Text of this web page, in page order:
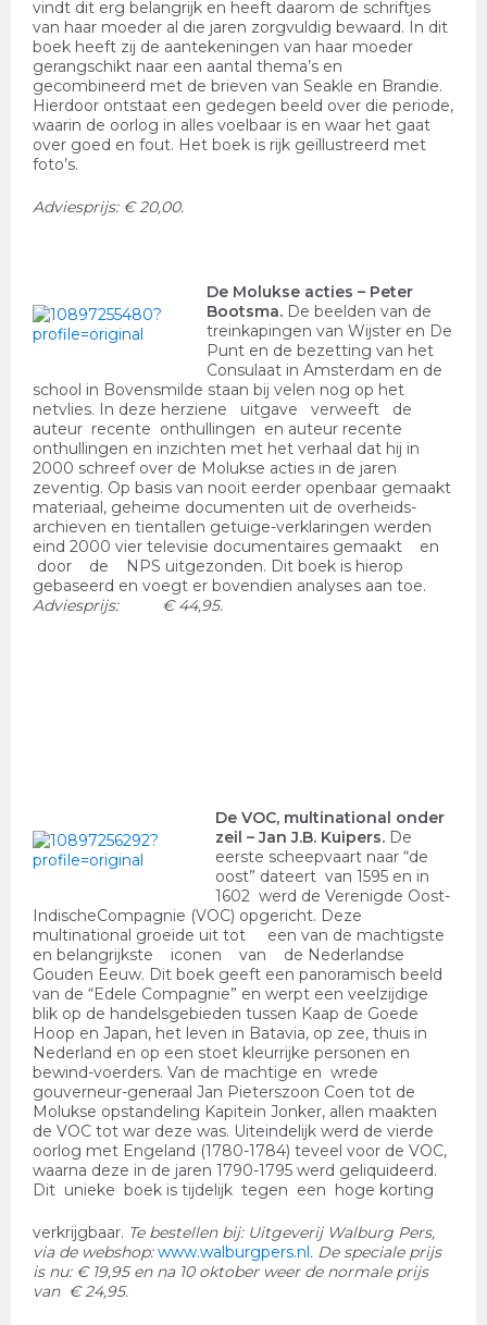
vindt dit erg belangrijk en heeft daarom de schriftjes
van haar moeder al die jaren zorgvuldig bewaard. In dit
boek heeft zij de aantekeningen van haar moeder
gerangschikt naar een aantal thema’s en
gecombineerd met de brieven van Seakle en Brandie.
Hierdoor ontstaat een gedegen beeld over die periode,
waarin de oorlog in alles voelbaar is en waar het gaat
over goed en fout. Het boek is rijk geïllustreerd met
foto’s.
Adviesprijs: € 20,00.
De Molukse acties – Peter
Bootsma. De beelden van de
treinkapingen van Wijster en De
Punt en de bezetting van het
Consulaat in Amsterdam en de
school in Bovensmilde staan bij velen nog op het
netvlies. In deze herziene uitgave verweeft de
auteur recente onthullingen en auteur recente
onthullingen en inzichten met het verhaal dat hij in
2000 schreef over de Molukse acties in de jaren
zeventig. Op basis van nooit eerder openbaar gemaakt
materiaal, geheime documenten uit de overheids-
archieven en tientallen getuige-verklaringen werden
eind 2000 vier televisie documentaires gemaakt en
door de NPS uitgezonden. Dit boek is hierop
gebaseerd en voegt er bovendien analyses aan toe.
Adviesprijs: € 44,95.
De VOC, multinational onder
zeil – Jan J.B. Kuipers. De
eerste scheepvaart naar “de
oost” dateert van 1595 en in
1602 werd de Verenigde Oost-
IndischeCompagnie (VOC) opgericht. Deze
multinational groeide uit tot een van de machtigste
en belangrijkste iconen van de Nederlandse
Gouden Eeuw. Dit boek geeft een panoramisch beeld
van de “Edele Compagnie” en werpt een veelzijdige
blik op de handelsgebieden tussen Kaap de Goede
Hoop en Japan, het leven in Batavia, op zee, thuis in
Nederland en op een stoet kleurrijke personen en
bewind-voerders. Van de machtige en wrede
gouverneur-generaal Jan Pieterszoon Coen tot de
Molukse opstandeling Kapitein Jonker, allen maakten
de VOC tot war deze was. Uiteindelijk werd de vierde
oorlog met Engeland (1780-1784) teveel voor de VOC,
waarna deze in de jaren 1790-1795 werd geliquideerd.
Dit unieke boek is tijdelijk tegen een hoge korting
verkrijgbaar. Te bestellen bij: Uitgeverij Walburg Pers,
via de webshop:www.walburgpers.nl . De speciale prijs
is nu: € 19,95en na 10 oktober weer de normale prijs
van € 24,95.